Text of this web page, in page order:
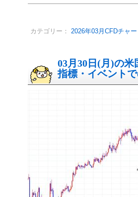
カテゴリー： 2026年03月CFDチャ
03月30日(月)の
指標・イベント